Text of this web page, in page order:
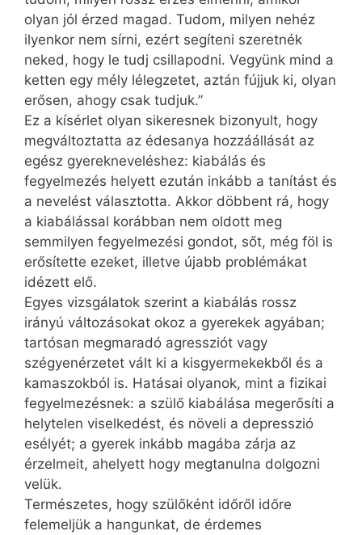
olyan jól érzed magad. Tudom, milyen nehéz
ilyenkor nem sírni, ezért segíteni szeretnék
neked, hogy le tudj csillapodni. Vegyünk mind a
ketten egy mély lélegzetet, aztán fújjuk ki, olyan
erősen, ahogy csak tudjuk.”
Ez a kísérlet olyan sikeresnek bizonyult, hogy
megváltoztatta az édesanya hozzáállását az
egész gyerekneveléshez: kiabálás és
fegyelmezés helyett ezután inkább a tanítást és
a nevelést választotta. Akkor döbbent rá, hogy
a kiabálással korábban nem oldott meg
semmilyen fegyelmezési gondot, sőt, még föl is
erősítette ezeket, illetve újabb problémákat
idézett elő.
Egyes vizsgálatok szerint a kiabálás rossz
irányú változásokat okoz a gyerekek agyában;
tartósan megmaradó agressziót vagy
szégyenérzetet vált ki a kisgyermekekből és a
kamaszokból is. Hatásai olyanok, mint a fizikai
fegyelmezésnek: a szülő kiabálása megerősíti a
helytelen viselkedést, és növeli a depresszió
esélyét; a gyerek inkább magába zárja az
érzelmeit, ahelyett hogy megtanulna dolgozni
velük.
Természetes, hogy szülőként időről időre
felemeljük a hangunkat, de érdemes